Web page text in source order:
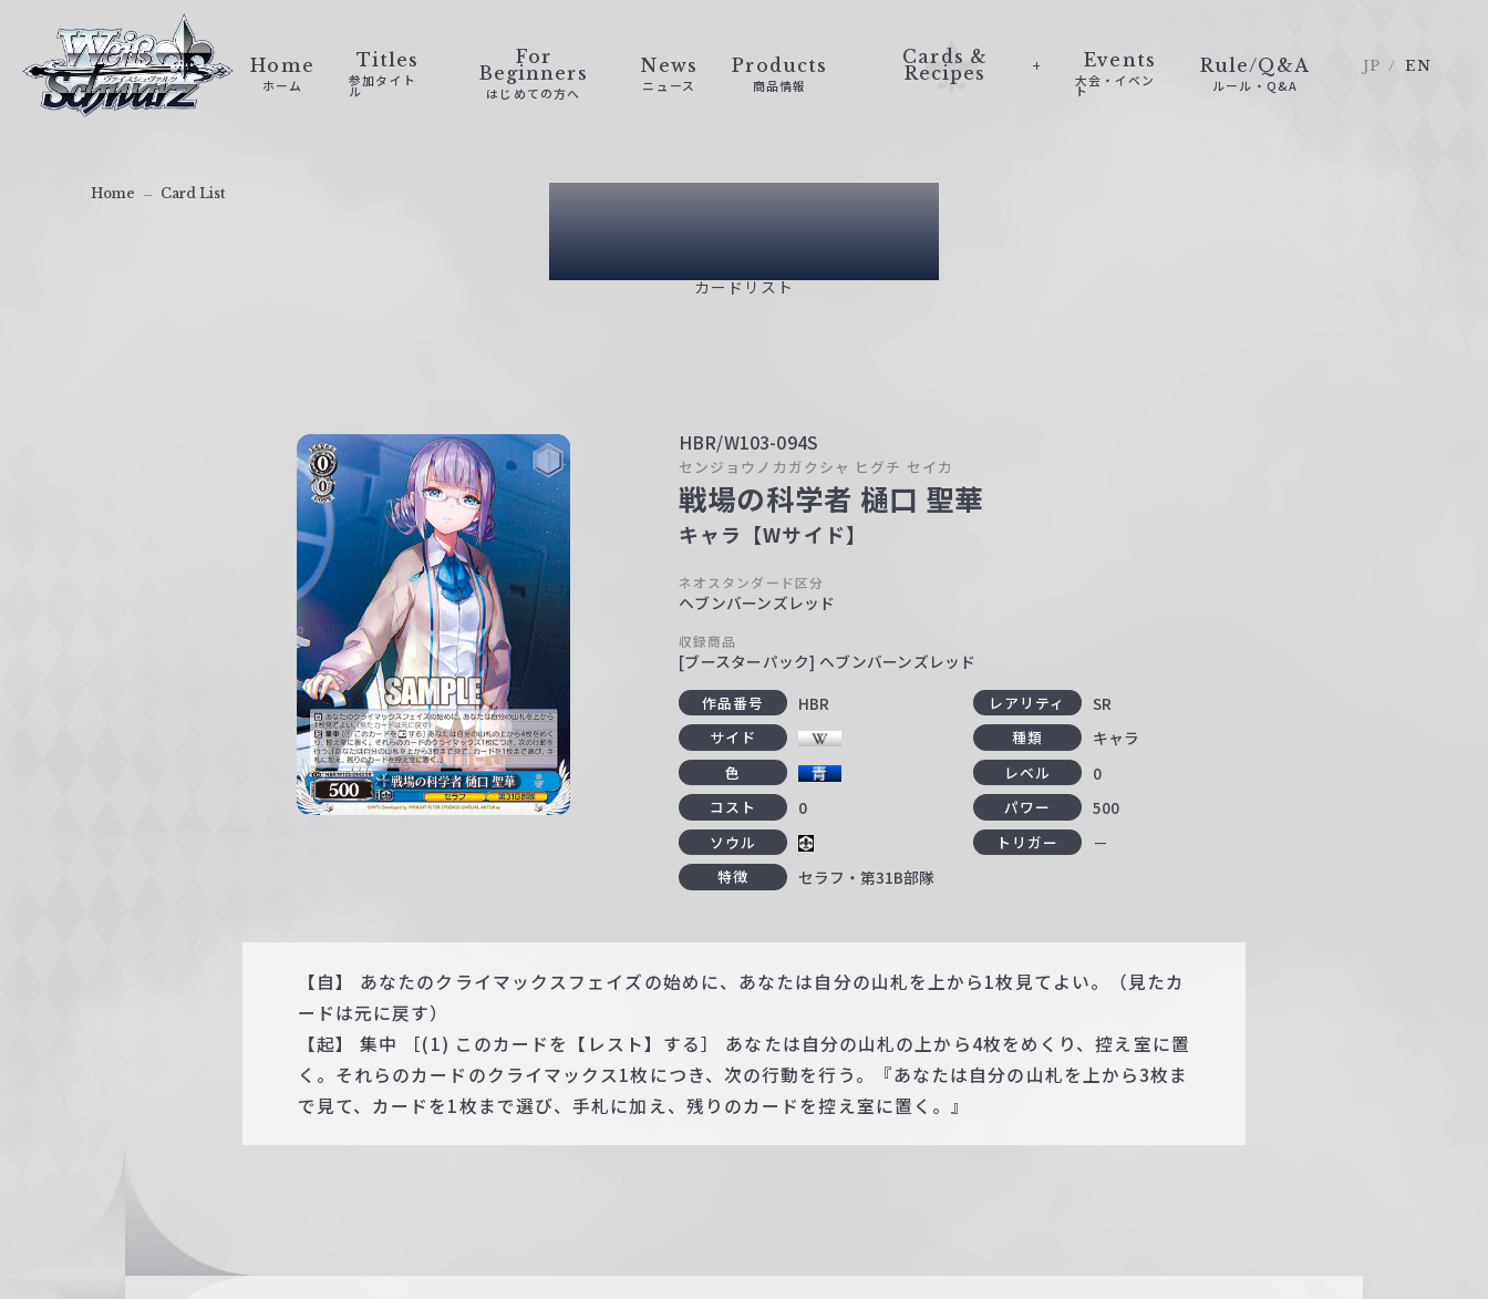
ァ
Home
ホーム
Titles
参加タイト
ル
For
Beginners
はじめての方へ
News
ニュース
Products
商品情報
Cards &
Recipes
Events
大会・イベン
ト
Rule/Q&A
ルール・Q&A
JP EN
Card List
カードリスト
Home Card List
HBR/W103-094S
センジョウノカガクシャ ヒグチ セイカ
戦場の科学者 樋口 聖華
キャラ【Wサイド】
ネオスタンダード区分
ヘブンバーンズレッド
収録商品
[ブースターパック] ヘブンバーンズレッド
作品番号 HBR レアリティ SR
サイド 種類 キャラ
色 レベル 0
コスト 0 パワー 500
ソウル トリガー －
特徴 セラフ・第31B部隊
【自】 あなたのクライマックスフェイズの始めに、あなたは自分の山札を上から1枚見てよい。（見たカ
ードは元に戻す）
【起】 集中 ［(1) このカードを【レスト】する］ あなたは自分の山札の上から4枚をめくり、控え室に置
く。それらのカードのクライマックス1枚につき、次の行動を行う。『あなたは自分の山札を上から3枚ま
で見て、カードを1枚まで選び、手札に加え、残りのカードを控え室に置く。』